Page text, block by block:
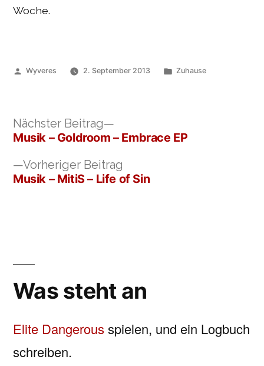
Woche.
Veröffentlicht
Wyveres 2. September 2013
Veröffentlicht
Zuhause
Vorheriger Beitrag
Beitrag:
Musik – MitiS – Life of Sin
Nächster Beitrag
Beitrag:
Musik – Goldroom – Embrace EP
Was steht an
Elite Dangerous spielen, und ein Logbuch
schreiben.